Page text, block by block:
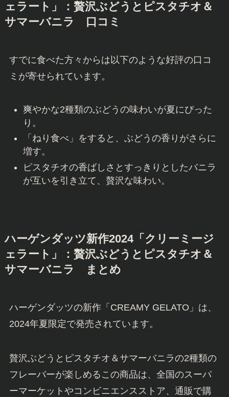
ェラート」：贅沢ぶどうとピスタチオ＆
サマーバニラ 口コミ
すでに食べた方々からは以下のような好評の口コ
ミが寄せられています。
爽やかな2種類のぶどうの味わいが夏にぴった
り。
「ねり食べ」をすると、ぶどうの香りがさらに
増す。
ピスタチオの香ばしさとすっきりとしたバニラ
が互いを引き立て、贅沢な味わい。
ハーゲンダッツ新作2024「クリーミージ
ェラート」：贅沢ぶどうとピスタチオ＆
サマーバニラ まとめ
ハーゲンダッツの新作「CREAMY GELATO」は、
2024年夏限定で発売されています。
贅沢ぶどうとピスタチオ＆サマーバニラの2種類の
フレーバーが楽しめるこの商品は、全国のスーパ
ーマーケットやコンビニエンスストア、通販で購